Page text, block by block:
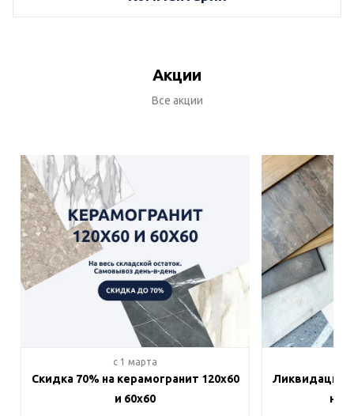
Акции
Все акции
c 1 марта
Скидка 70% на керамогранит 120х60
и 60х60
Ликвидация
на